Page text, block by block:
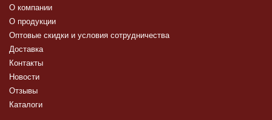
О компании
О продукции
Оптовые скидки и условия сотрудничества
Доставка
Контакты
Новости
Отзывы
Каталоги